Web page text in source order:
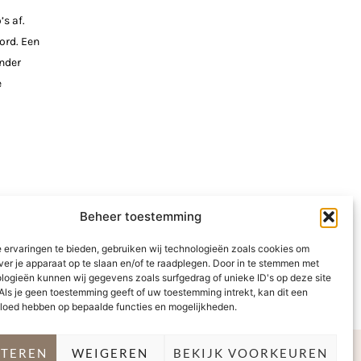
Beheer toestemming
ervaringen te bieden, gebruiken wij technologieën zoals cookies om
je apparaat op te slaan en/of te raadplegen. Door in te stemmen met
kunnen wij gegevens zoals surfgedrag of unieke ID's op deze site
je geen toestemming geeft of uw toestemming intrekt, kan dit een
hebben op bepaalde functies en mogelijkheden.
WEIGEREN BEKIJK VOORKEUREN
af.
Een